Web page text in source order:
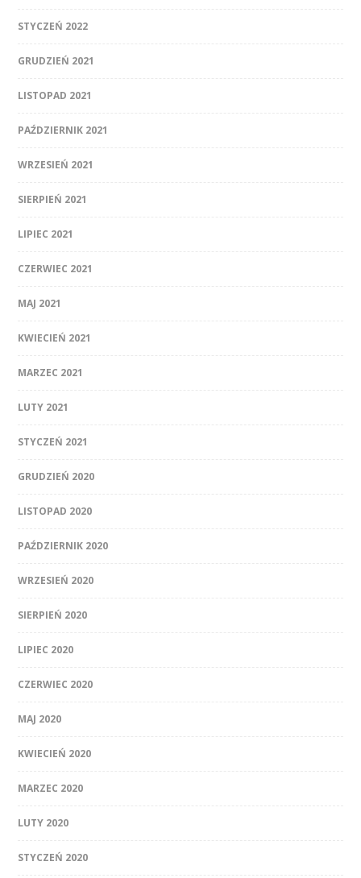
STYCZEŃ 2022
GRUDZIEŃ 2021
LISTOPAD 2021
PAŹDZIERNIK 2021
WRZESIEŃ 2021
SIERPIEŃ 2021
LIPIEC 2021
CZERWIEC 2021
MAJ 2021
KWIECIEŃ 2021
MARZEC 2021
LUTY 2021
STYCZEŃ 2021
GRUDZIEŃ 2020
LISTOPAD 2020
PAŹDZIERNIK 2020
WRZESIEŃ 2020
SIERPIEŃ 2020
LIPIEC 2020
CZERWIEC 2020
MAJ 2020
KWIECIEŃ 2020
MARZEC 2020
LUTY 2020
STYCZEŃ 2020